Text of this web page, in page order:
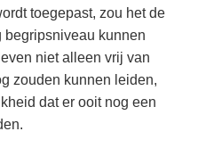
toegepast, zou het de
begripsniveau kunnen
niet alleen vrij van
zouden kunnen leiden,
dat er ooit nog een